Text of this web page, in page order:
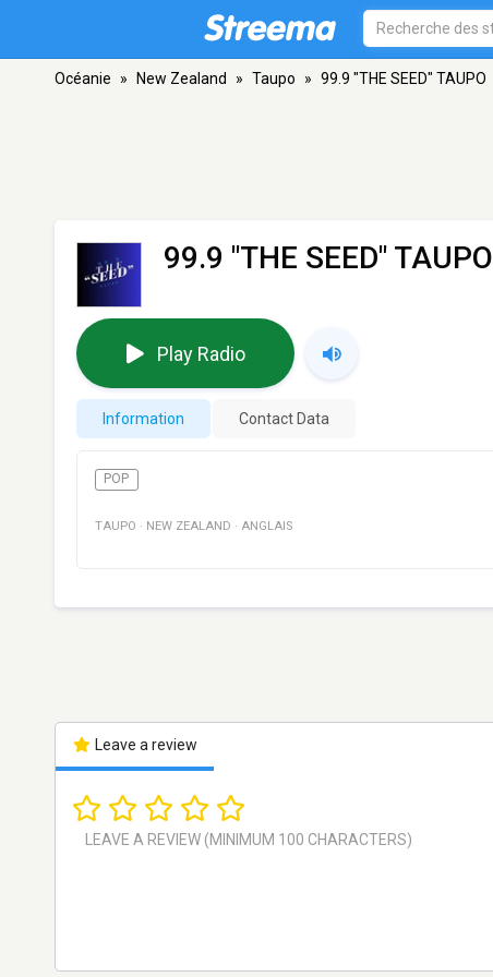
Océanie » New Zealand » Taupo » 99.9 "THE SEED" TAUPO
99.9 "THE SEED" TAUPO
Play Radio
Information Contact Data
POP
TAUPO · NEW ZEALAND · ANGLAIS
Leave a review